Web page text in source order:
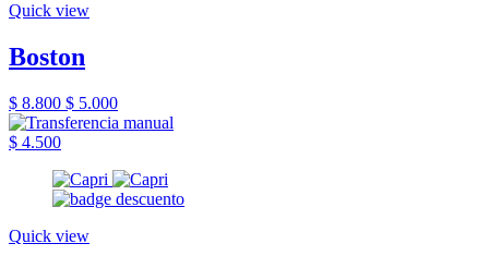
Quick view
Boston
$ 8.800 $ 5.000
$ 4.500
Quick view